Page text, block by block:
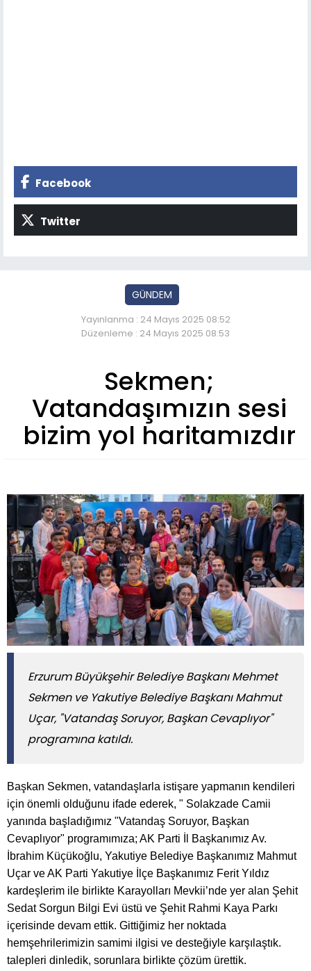
Facebook
Twitter
GÜNDEM
Yayınlanma : 24 Mayıs 2025 08:52
Düzenleme : 24 Mayıs 2025 08:53
Sekmen;
Vatandaşımızın sesi
bizim yol haritamızdır
Erzurum Büyükşehir Belediye Başkanı Mehmet
Sekmen ve Yakutiye Belediye Başkanı Mahmut
Uçar, "Vatandaş Soruyor, Başkan Cevaplıyor"
programına katıldı.
Başkan Sekmen, vatandaşlarla istişare yapmanın kendileri
için önemli olduğunu ifade ederek, " Solakzade Camii
yanında başladığımız "Vatandaş Soruyor, Başkan
Cevaplıyor" programımıza; AK Parti İl Başkanımız Av.
İbrahim Küçükoğlu, Yakutiye Belediye Başkanımız Mahmut
Uçar ve AK Parti Yakutiye İlçe Başkanımız Ferit Yıldız
kardeşlerim ile birlikte Karayolları Mevkii’nde yer alan Şehit
Sedat Sorgun Bilgi Evi üstü ve Şehit Rahmi Kaya Parkı
içerisinde devam ettik. Gittiğimiz her noktada
hemşehrilerimizin samimi ilgisi ve desteğiyle karşılaştık.
talepleri dinledik, sorunlara birlikte çözüm ürettik.